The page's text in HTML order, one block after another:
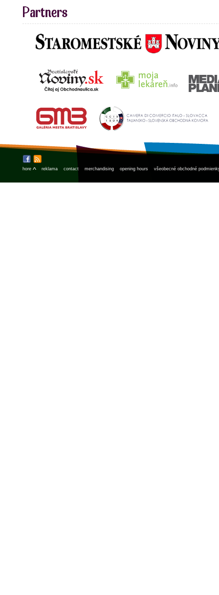
hore ^ reklama contact merchandising opening hours všeobecné obchodné